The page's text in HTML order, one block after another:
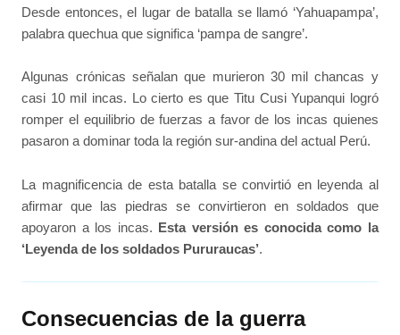
Desde entonces, el lugar de batalla se llamó ‘Yahuapampa’,
palabra quechua que significa ‘pampa de sangre’.
Algunas crónicas señalan que murieron 30 mil chancas y
casi 10 mil incas. Lo cierto es que Titu Cusi Yupanqui logró
romper el equilibrio de fuerzas a favor de los incas quienes
pasaron a dominar toda la región sur-andina del actual Perú.
La magnificencia de esta batalla se convirtió en leyenda al
afirmar que las piedras se convirtieron en soldados que
apoyaron a los incas. Esta versión es conocida como la
‘Leyenda de los soldados Pururaucas’.
Consecuencias de la guerra